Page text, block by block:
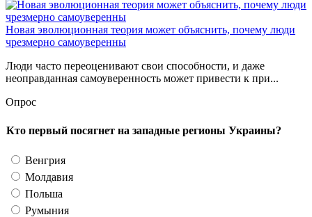
Новая эволюционная теория может объяснить, почему люди
чрезмерно самоуверенны
Люди часто переоценивают свои способности, и даже
неоправданная самоуверенность может привести к при...
Опрос
Кто первый посягнет на западные регионы Украины?
Венгрия
Молдавия
Польша
Румыния